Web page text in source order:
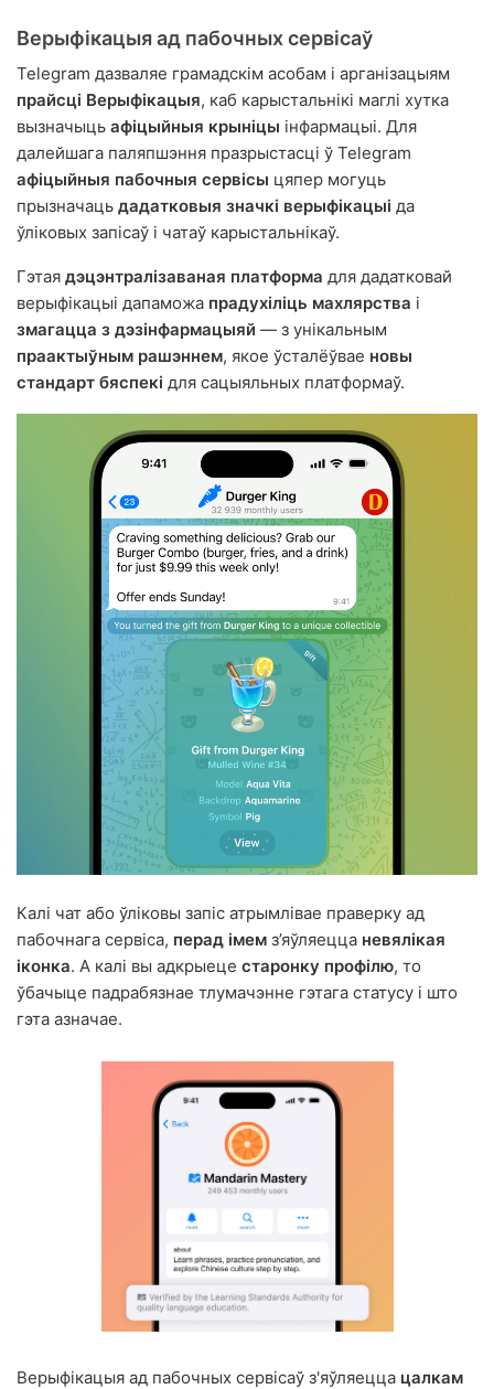
Верыфікацыя ад пабочных сервісаў
Telegram дазваляе грамадскім асобам і арганізацыям
прайсці Верыфікацыя, каб карыстальнікі маглі хутка
вызначыць афіцыйныя крыніцы інфармацыі. Для
далейшага паляпшэння празрыстасці ў Telegram
афіцыйныя пабочныя сервісы цяпер могуць
прызначаць дадатковыя значкі верыфікацыі да
ўліковых запісаў і чатаў карыстальнікаў.
Гэтая дэцэнтралізаваная платформа для дадатковай
верыфікацыі дапаможа прадухіліць махлярства і
змагацца з дэзінфармацыяй — з унікальным
праактыўным рашэннем, якое ўсталёўвае новы
стандарт бяспекі для сацыяльных платформаў.
Калі чат або ўліковы запіс атрымлівае праверку ад
пабочнага сервіса, перад імем з’яўляецца невялікая
іконка. А калі вы адкрыеце старонку профілю, то
ўбачыце падрабязнае тлумачэнне гэтага статусу і што
гэта азначае.
Верыфікацыя ад пабочных сервісаў з'яўляецца цалкам